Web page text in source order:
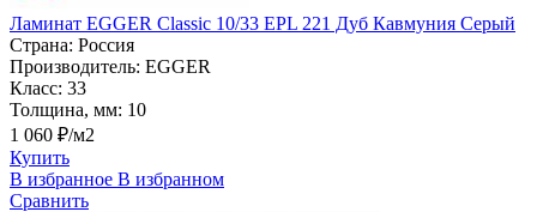
Ламинат EGGER Classic 10/33 EPL 221 Дуб Кавмуния Серый
Страна: Россия
Производитель: EGGER
Класс: 33
Толщина, мм: 10
1 060 ₽/м2
Купить
В избранное В избранном
Сравнить